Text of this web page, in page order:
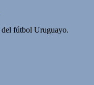
fútbol Uruguayo.